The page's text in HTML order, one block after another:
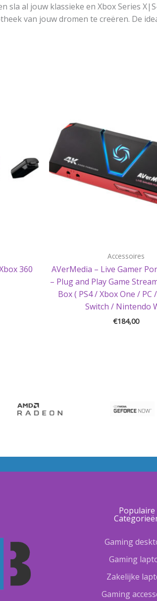
sla al jouw klassieke en Xbox Series
van jouw dromen te creëren. De
360
Accessoires
AVerMedia – Live Gamer
– Plug and Play Game
Box ( PS4 / Xbox One /
Switch / Nintendo
€184,00
Populaire
Gaming
Gaming
Zakelijke
Gaming